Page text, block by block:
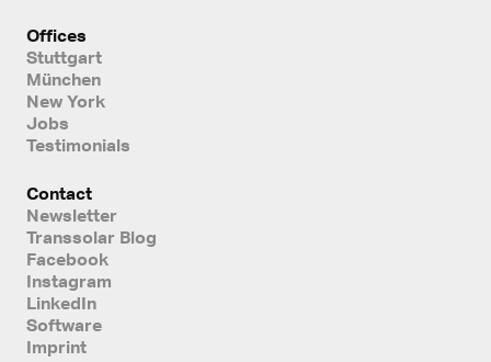
Offices
Stuttgart
München
New York
Jobs
Testimonials
Contact
Newsletter
Transsolar Blog
Facebook
Instagram
LinkedIn
Software
Imprint